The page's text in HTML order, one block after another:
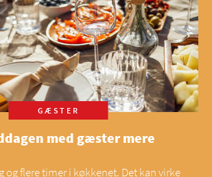
GÆSTER
med gæster mere
flere timer i køkkenet. Det kan virke